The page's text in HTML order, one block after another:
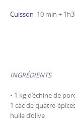
Cuisson 10 min +
INGRÉDIENTS
• 1 kg d’échine de
1 càc de quatre-
huile d’olive